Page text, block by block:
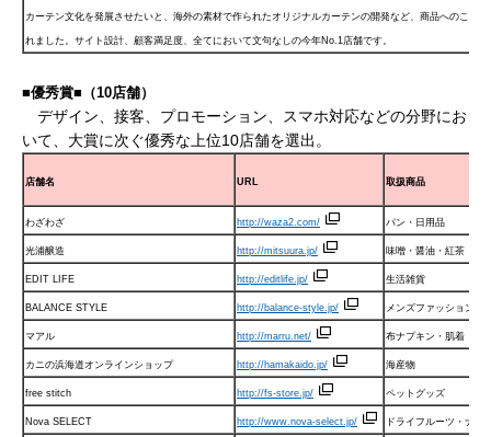
カーテン文化を発展させたいと、海外の素材で作られたオリジナルカーテンの開発など、商品へのこだ
れました。サイト設計、顧客満足度、全てにおいて文句なしの今年No.1店舗です。
■優秀賞■（10店舗）
デザイン、接客、プロモーション、スマホ対応などの分野にお
いて、大賞に次ぐ優秀な上位10店舗を選出。
店舗名 URL 取扱商品
わざわざ http://waza2.com/ パン・日用品
光浦醸造 http://mitsuura.jp/ 味噌・醤油・紅茶
EDIT LIFE http://editlife.jp/ 生活雑貨
BALANCE STYLE http://balance-style.jp/ メンズファッション
マアル http://marru.net/ 布ナプキン・肌着
カニの浜海道オンラインショップ http://hamakaido.jp/ 海産物
free stitch http://fs-store.jp/ ペットグッズ
Nova SELECT http://www.nova-select.jp/ ドライフルーツ・ナッ